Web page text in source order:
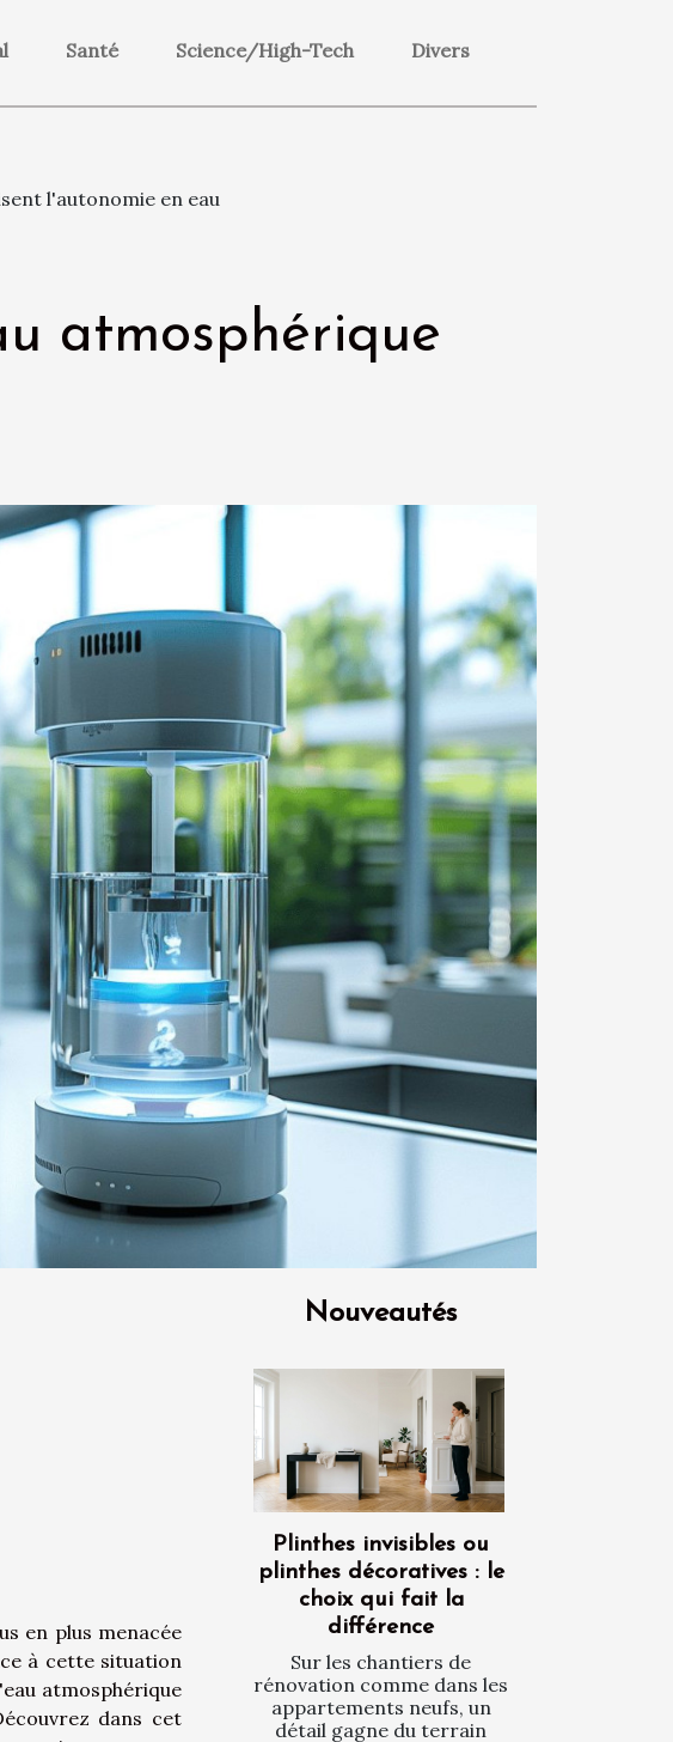
Santé Science/High-Tech Divers
l'autonomie en eau
atmosphérique
en plus menacée
à cette situation
atmosphérique
dans cet
Nouveautés
Plinthes invisibles ou
plinthes décoratives : le
choix qui fait la
différence
Sur les chantiers de
rénovation comme dans les
appartements neufs, un
détail gagne du terrain